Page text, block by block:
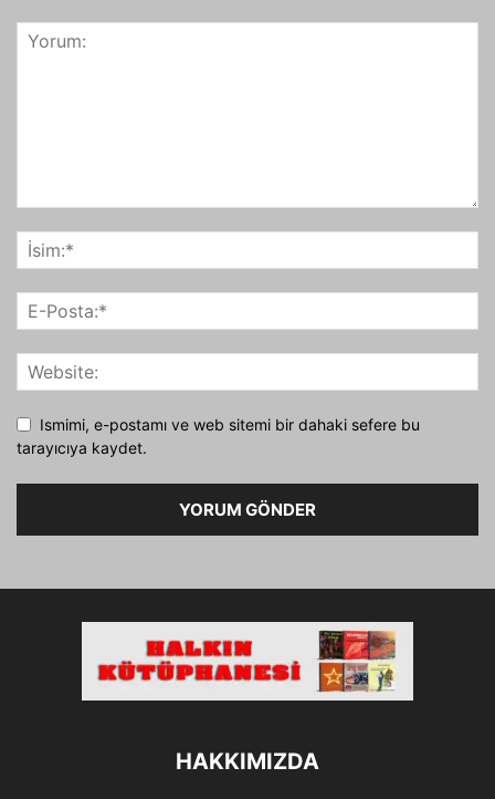
Ismimi, e-postamı ve web sitemi bir dahaki sefere bu
tarayıcıya kaydet.
HAKKIMIZDA